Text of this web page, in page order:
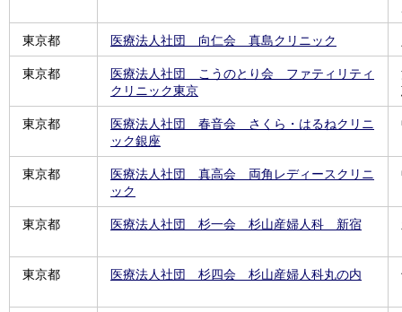
東京都 医療法人社団 向仁会 真島クリニック
東京都
医療法人社団 こうのとり会 ファティリティ
クリニック東京
東京都
医療法人社団 春音会 さくら・はるねクリニ
ック銀座
東京都
医療法人社団 真高会 両角レディースクリニ
ック
東京都 医療法人社団 杉一会 杉山産婦人科 新宿
東京都 医療法人社団 杉四会 杉山産婦人科丸の内